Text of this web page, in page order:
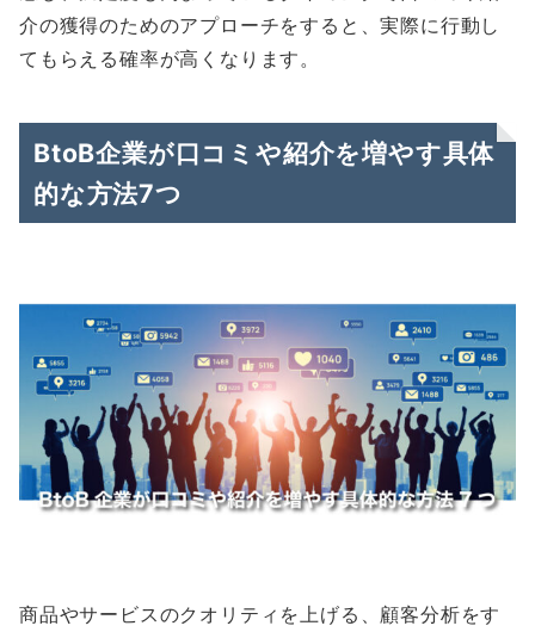
介の獲得のためのアプローチをすると、実際に行動し
てもらえる確率が高くなります。
BtoB企業が口コミや紹介を増やす具体
的な方法7つ
商品やサービスのクオリティを上げる、顧客分析をす